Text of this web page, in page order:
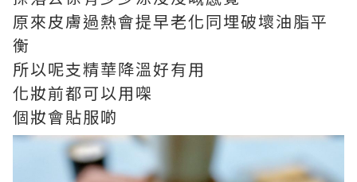
原來皮膚過熱會提早老化同埋破壞油脂平
衡
所以呢支精華降溫好有用
化妝前都可以用㗎
個妝會貼服啲